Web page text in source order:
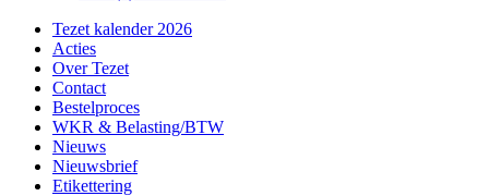
Tezet kalender 2026
Acties
Over Tezet
Contact
Bestelproces
WKR & Belasting/BTW
Nieuws
Nieuwsbrief
Etikettering